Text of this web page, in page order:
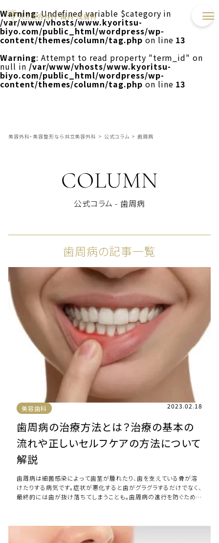
Warning: Undefined variable $category in
/var/www/vhosts/www.kyoritsu-
biyo.com/public_html/wordpress/wp-
content/themes/column/tag.php on line 13
Warning: Attempt to read property "term_id" on
null in /var/www/vhosts/www.kyoritsu-
biyo.com/public_html/wordpress/wp-
content/themes/column/tag.php on line 13
美容外科・美容整形なら共立美容外科 > 公式コラム > 歯周病
COLUMN
公式コラム - 歯周病
歯周病の記事一覧
美容歯科 2023.02.18
歯周病の治療方法とは？治療の基本の
流れや正しいセルフケアの方法について
解説
歯周病は細菌感染によって歯茎が腫れたり、歯を支えている骨が溶
けたりする病気です。症状が悪化すると歯がグラグラするだけでなく、
最終的には歯が抜け落ちてしまうことも。歯周病の進行を防ぐため